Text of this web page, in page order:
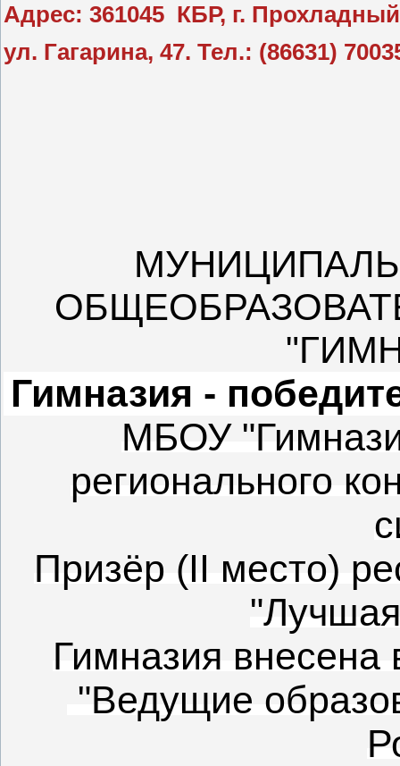
Адрес: 361045 КБР, г.
ул. Гагарина, 47. Тел.: (86631)
Гимназия -
МБОУ
регионального
Призёр (II место)
Гимназия
"Ведущие